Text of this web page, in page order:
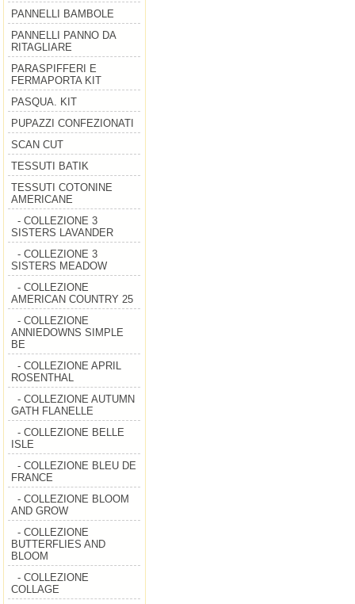
PANNELLI BAMBOLE
PANNELLI PANNO DA
RITAGLIARE
PARASPIFFERI E
FERMAPORTA KIT
PASQUA. KIT
PUPAZZI CONFEZIONATI
SCAN CUT
TESSUTI BATIK
TESSUTI COTONINE
AMERICANE
- COLLEZIONE 3
SISTERS LAVANDER
- COLLEZIONE 3
SISTERS MEADOW
- COLLEZIONE
AMERICAN COUNTRY 25
- COLLEZIONE
ANNIEDOWNS SIMPLE
BE
- COLLEZIONE APRIL
ROSENTHAL
- COLLEZIONE AUTUMN
GATH FLANELLE
- COLLEZIONE BELLE
ISLE
- COLLEZIONE BLEU DE
FRANCE
- COLLEZIONE BLOOM
AND GROW
- COLLEZIONE
BUTTERFLIES AND
BLOOM
- COLLEZIONE
COLLAGE